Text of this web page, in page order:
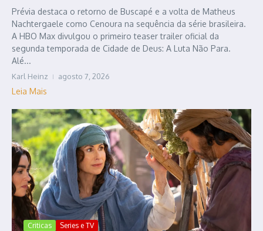
Prévia destaca o retorno de Buscapé e a volta de Matheus
Nachtergaele como Cenoura na sequência da série brasileira.
A HBO Max divulgou o primeiro teaser trailer oficial da
segunda temporada de Cidade de Deus: A Luta Não Para.
Alé...
Karl Heinz agosto 7, 2026
Leia Mais
Criticas Series e TV